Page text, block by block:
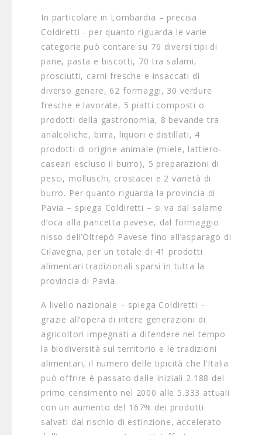
In particolare in Lombardia – precisa
Coldiretti - per quanto riguarda le varie
categorie può contare su 76 diversi tipi di
pane, pasta e biscotti, 70 tra salami,
prosciutti, carni fresche e insaccati di
diverso genere, 62 formaggi, 30 verdure
fresche e lavorate, 5 piatti composti o
prodotti della gastronomia, 8 bevande tra
analcoliche, birra, liquori e distillati, 4
prodotti di origine animale (miele, lattiero-
caseari escluso il burro), 5 preparazioni di
pesci, molluschi, crostacei e 2 varietà di
burro. Per quanto riguarda la provincia di
Pavia – spiega Coldiretti – si va dal salame
d’oca alla pancetta pavese, dal formaggio
nisso dell’Oltrepò Pavese fino all’asparago di
Cilavegna, per un totale di 41 prodotti
alimentari tradizionali sparsi in tutta la
provincia di Pavia.
A livello nazionale – spiega Coldiretti –
grazie all’opera di intere generazioni di
agricoltori impegnati a difendere nel tempo
la biodiversità sul territorio e le tradizioni
alimentari, il numero delle tipicità che l’Italia
può offrire è passato dalle iniziali 2.188 del
primo censimento nel 2000 alle 5.333 attuali
con un aumento del 167% dei prodotti
salvati dal rischio di estinzione, accelerato